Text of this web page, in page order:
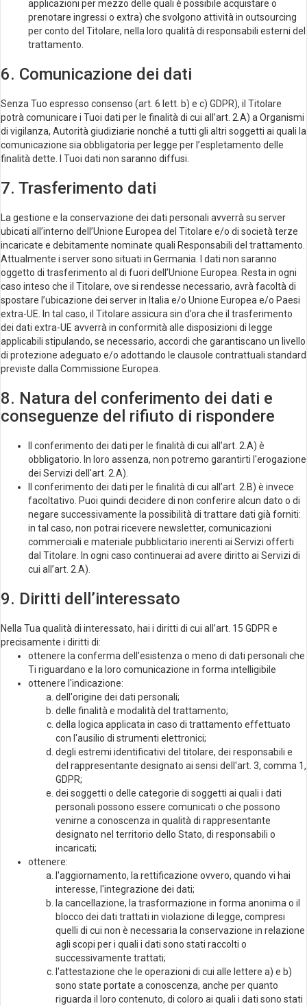
applicazioni per mezzo delle quali è possibile acquistare o
prenotare ingressi o extra) che svolgono attività in outsourcing
per conto del Titolare, nella loro qualità di responsabili esterni del
trattamento.
6. Comunicazione dei dati
Senza Tuo espresso consenso (art. 6 lett. b) e c) GDPR), il Titolare
potrà comunicare i Tuoi dati per le finalità di cui all’art. 2.A) a Organismi
di vigilanza, Autorità giudiziarie nonché a tutti gli altri soggetti ai quali la
comunicazione sia obbligatoria per legge per l’espletamento delle
finalità dette. I Tuoi dati non saranno diffusi.
7. Trasferimento dati
La gestione e la conservazione dei dati personali avverrà su server
ubicati all’interno dell’Unione Europea del Titolare e/o di società terze
incaricate e debitamente nominate quali Responsabili del trattamento.
Attualmente i server sono situati in Germania. I dati non saranno
oggetto di trasferimento al di fuori dell’Unione Europea. Resta in ogni
caso inteso che il Titolare, ove si rendesse necessario, avrà facoltà di
spostare l’ubicazione dei server in Italia e/o Unione Europea e/o Paesi
extra-UE. In tal caso, il Titolare assicura sin d’ora che il trasferimento
dei dati extra-UE avverrà in conformità alle disposizioni di legge
applicabili stipulando, se necessario, accordi che garantiscano un livello
di protezione adeguato e/o adottando le clausole contrattuali standard
previste dalla Commissione Europea.
8. Natura del conferimento dei dati e
conseguenze del rifiuto di rispondere
Il conferimento dei dati per le finalità di cui all’art. 2.A) è
obbligatorio. In loro assenza, non potremo garantirti l'erogazione
dei Servizi dell'art. 2.A).
Il conferimento dei dati per le finalità di cui all’art. 2.B) è invece
facoltativo. Puoi quindi decidere di non conferire alcun dato o di
negare successivamente la possibilità di trattare dati già forniti:
in tal caso, non potrai ricevere newsletter, comunicazioni
commerciali e materiale pubblicitario inerenti ai Servizi offerti
dal Titolare. In ogni caso continuerai ad avere diritto ai Servizi di
cui all’art. 2.A).
9. Diritti dell’interessato
Nella Tua qualità di interessato, hai i diritti di cui all’art. 15 GDPR e
precisamente i diritti di:
ottenere la conferma dell'esistenza o meno di dati personali che
Ti riguardano e la loro comunicazione in forma intelligibile
ottenere l'indicazione:
dell'origine dei dati personali;
delle finalità e modalità del trattamento;
della logica applicata in caso di trattamento effettuato
con l'ausilio di strumenti elettronici;
degli estremi identificativi del titolare, dei responsabili e
del rappresentante designato ai sensi dell'art. 3, comma 1,
GDPR;
dei soggetti o delle categorie di soggetti ai quali i dati
personali possono essere comunicati o che possono
venirne a conoscenza in qualità di rappresentante
designato nel territorio dello Stato, di responsabili o
incaricati;
ottenere:
l'aggiornamento, la rettificazione ovvero, quando vi hai
interesse, l'integrazione dei dati;
la cancellazione, la trasformazione in forma anonima o il
blocco dei dati trattati in violazione di legge, compresi
quelli di cui non è necessaria la conservazione in relazione
agli scopi per i quali i dati sono stati raccolti o
successivamente trattati;
l'attestazione che le operazioni di cui alle lettere a) e b)
sono state portate a conoscenza, anche per quanto
riguarda il loro contenuto, di coloro ai quali i dati sono stati